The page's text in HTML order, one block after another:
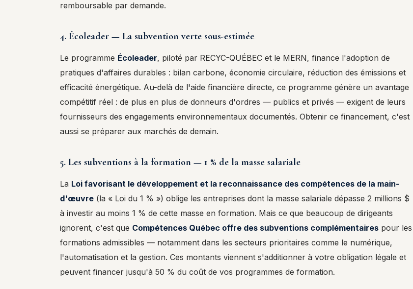
remboursable par demande.
4. Écoleader — La subvention verte sous-estimée
Le programme Écoleader, piloté par RECYC-QUÉBEC et le MERN, finance l'adoption de
pratiques d'affaires durables : bilan carbone, économie circulaire, réduction des émissions et
efficacité énergétique. Au-delà de l'aide financière directe, ce programme génère un avantage
compétitif réel : de plus en plus de donneurs d'ordres — publics et privés — exigent de leurs
fournisseurs des engagements environnementaux documentés. Obtenir ce financement, c'est
aussi se préparer aux marchés de demain.
5. Les subventions à la formation — 1 % de la masse salariale
La Loi favorisant le développement et la reconnaissance des compétences de la main-
d'œuvre (la « Loi du 1 % ») oblige les entreprises dont la masse salariale dépasse 2 millions $
à investir au moins 1 % de cette masse en formation. Mais ce que beaucoup de dirigeants
ignorent, c'est que Compétences Québec offre des subventions complémentaires pour les
formations admissibles — notamment dans les secteurs prioritaires comme le numérique,
l'automatisation et la gestion. Ces montants viennent s'additionner à votre obligation légale et
peuvent financer jusqu'à 50 % du coût de vos programmes de formation.